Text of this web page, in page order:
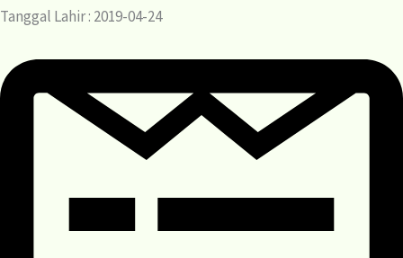
Tanggal Lahir : 2019-04-24